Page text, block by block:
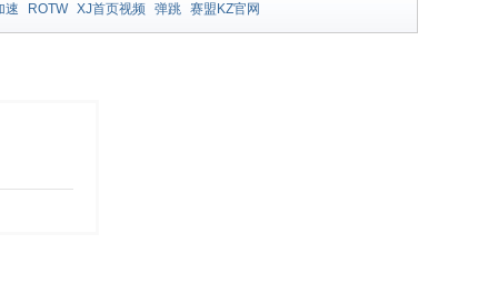
速 ROTW XJ首页视频 弹跳 赛盟KZ官网